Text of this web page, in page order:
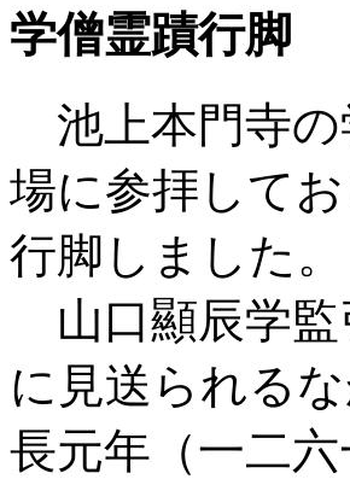
学僧霊蹟行脚
池上本門寺の
場に参拝して
行脚しました。
山口顯辰学監
に見送られる
長元年（一二